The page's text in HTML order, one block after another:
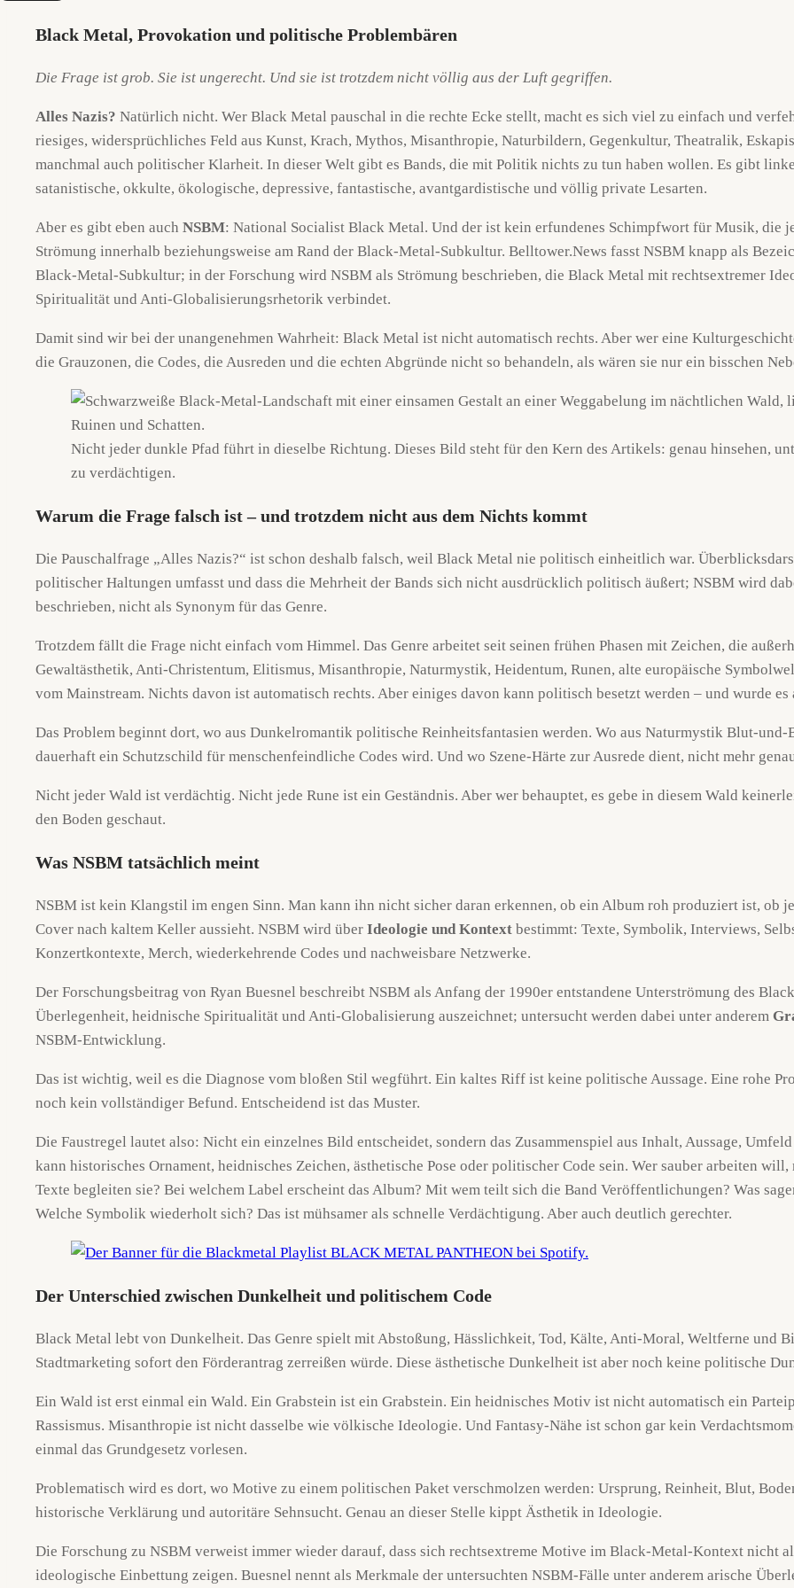
Black Metal, Provokation und politische Problembären
Die Frage ist grob. Sie ist ungerecht. Und sie ist trotzdem nicht völlig aus der Luft gegriffen.
Alles Nazis? Natürlich nicht. Wer Black Metal pauschal in die rechte Ecke stellt, macht es sich viel zu einfach und
riesiges, widersprüchliches Feld aus Kunst, Krach, Mythos, Misanthropie, Naturbildern, Gegenkultur, Theatralik,
manchmal auch politischer Klarheit. In dieser Welt gibt es Bands, die mit Politik nichts zu tun haben wollen. Es gibt
satanistische, okkulte, ökologische, depressive, fantastische, avantgardistische und völlig private Lesarten.
Aber es gibt eben auch NSBM: National Socialist Black Metal. Und der ist kein erfundenes Schimpfwort für Musik, die
Strömung innerhalb beziehungsweise am Rand der Black-Metal-Subkultur. Belltower.News fasst NSBM knapp als
Black-Metal-Subkultur; in der Forschung wird NSBM als Strömung beschrieben, die Black Metal mit rechtsextremer
Spiritualität und Anti-Globalisierungsrhetorik verbindet.
Damit sind wir bei der unangenehmen Wahrheit: Black Metal ist nicht automatisch rechts. Aber wer eine
die Grauzonen, die Codes, die Ausreden und die echten Abgründe nicht so behandeln, als wären sie nur ein bisschen
Nicht jeder dunkle Pfad führt in dieselbe Richtung. Dieses Bild steht für den Kern des Artikels: genau hinsehen,
zu verdächtigen.
Warum die Frage falsch ist – und trotzdem nicht aus dem Nichts kommt
Die Pauschalfrage „Alles Nazis?“ ist schon deshalb falsch, weil Black Metal nie politisch einheitlich war.
politischer Haltungen umfasst und dass die Mehrheit der Bands sich nicht ausdrücklich politisch äußert; NSBM wird
beschrieben, nicht als Synonym für das Genre.
Trotzdem fällt die Frage nicht einfach vom Himmel. Das Genre arbeitet seit seinen frühen Phasen mit Zeichen, die
Gewaltästhetik, Anti-Christentum, Elitismus, Misanthropie, Naturmystik, Heidentum, Runen, alte europäische
vom Mainstream. Nichts davon ist automatisch rechts. Aber einiges davon kann politisch besetzt werden – und wurde es
Das Problem beginnt dort, wo aus Dunkelromantik politische Reinheitsfantasien werden. Wo aus Naturmystik Blut-
dauerhaft ein Schutzschild für menschenfeindliche Codes wird. Und wo Szene-Härte zur Ausrede dient, nicht mehr
Nicht jeder Wald ist verdächtig. Nicht jede Rune ist ein Geständnis. Aber wer behauptet, es gebe in diesem Wald
den Boden geschaut.
Was NSBM tatsächlich meint
NSBM ist kein Klangstil im engen Sinn. Man kann ihn nicht sicher daran erkennen, ob ein Album roh produziert ist, ob
Cover nach kaltem Keller aussieht. NSBM wird über Ideologie und Kontext bestimmt: Texte, Symbolik, Interviews,
Konzertkontexte, Merch, wiederkehrende Codes und nachweisbare Netzwerke.
Der Forschungsbeitrag von Ryan Buesnel beschreibt NSBM als Anfang der 1990er entstandene Unterströmung des
Überlegenheit, heidnische Spiritualität und Anti-Globalisierung auszeichnet; untersucht werden dabei unter anderem
NSBM-Entwicklung.
Das ist wichtig, weil es die Diagnose vom bloßen Stil wegführt. Ein kaltes Riff ist keine politische Aussage. Eine rohe
noch kein vollständiger Befund. Entscheidend ist das Muster.
Die Faustregel lautet also: Nicht ein einzelnes Bild entscheidet, sondern das Zusammenspiel aus Inhalt, Aussage,
kann historisches Ornament, heidnisches Zeichen, ästhetische Pose oder politischer Code sein. Wer sauber arbeiten
Texte begleiten sie? Bei welchem Label erscheint das Album? Mit wem teilt sich die Band Veröffentlichungen? Was
Welche Symbolik wiederholt sich? Das ist mühsamer als schnelle Verdächtigung. Aber auch deutlich gerechter.
Der Unterschied zwischen Dunkelheit und politischem Code
Black Metal lebt von Dunkelheit. Das Genre spielt mit Abstoßung, Hässlichkeit, Tod, Kälte, Anti-Moral, Weltferne und
Stadtmarketing sofort den Förderantrag zerreißen würde. Diese ästhetische Dunkelheit ist aber noch keine politische
Ein Wald ist erst einmal ein Wald. Ein Grabstein ist ein Grabstein. Ein heidnisches Motiv ist nicht automatisch ein
Rassismus. Misanthropie ist nicht dasselbe wie völkische Ideologie. Und Fantasy-Nähe ist schon gar kein
einmal das Grundgesetz vorlesen.
Problematisch wird es dort, wo Motive zu einem politischen Paket verschmolzen werden: Ursprung, Reinheit, Blut,
historische Verklärung und autoritäre Sehnsucht. Genau an dieser Stelle kippt Ästhetik in Ideologie.
Die Forschung zu NSBM verweist immer wieder darauf, dass sich rechtsextreme Motive im Black-Metal-Kontext nicht
ideologische Einbettung zeigen. Buesnel nennt als Merkmale der untersuchten NSBM-Fälle unter anderem arische